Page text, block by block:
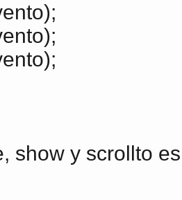
show y scrollto